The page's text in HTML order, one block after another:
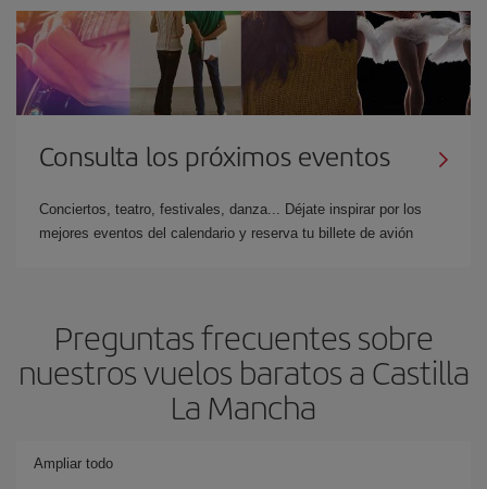
Consulta los próximos eventos
Conciertos, teatro, festivales, danza... Déjate inspirar por los
mejores eventos del calendario y reserva tu billete de avión
Preguntas frecuentes sobre
nuestros vuelos baratos a Castilla
La Mancha
Ampliar todo